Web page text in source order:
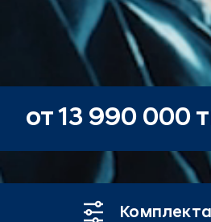
от 13 990 000